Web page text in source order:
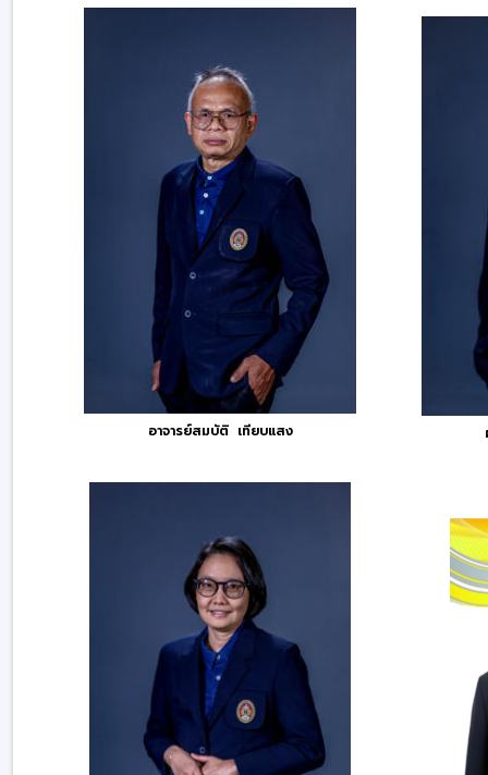
อาจารย์สมบัติ เทียบแสง